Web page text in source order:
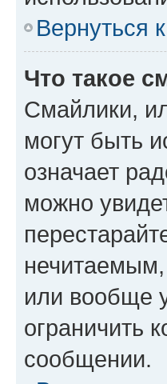
Вернуться
Что такое
Смайлики,
могут быть
означает
можно
или вообще
ограничить
сообщении.